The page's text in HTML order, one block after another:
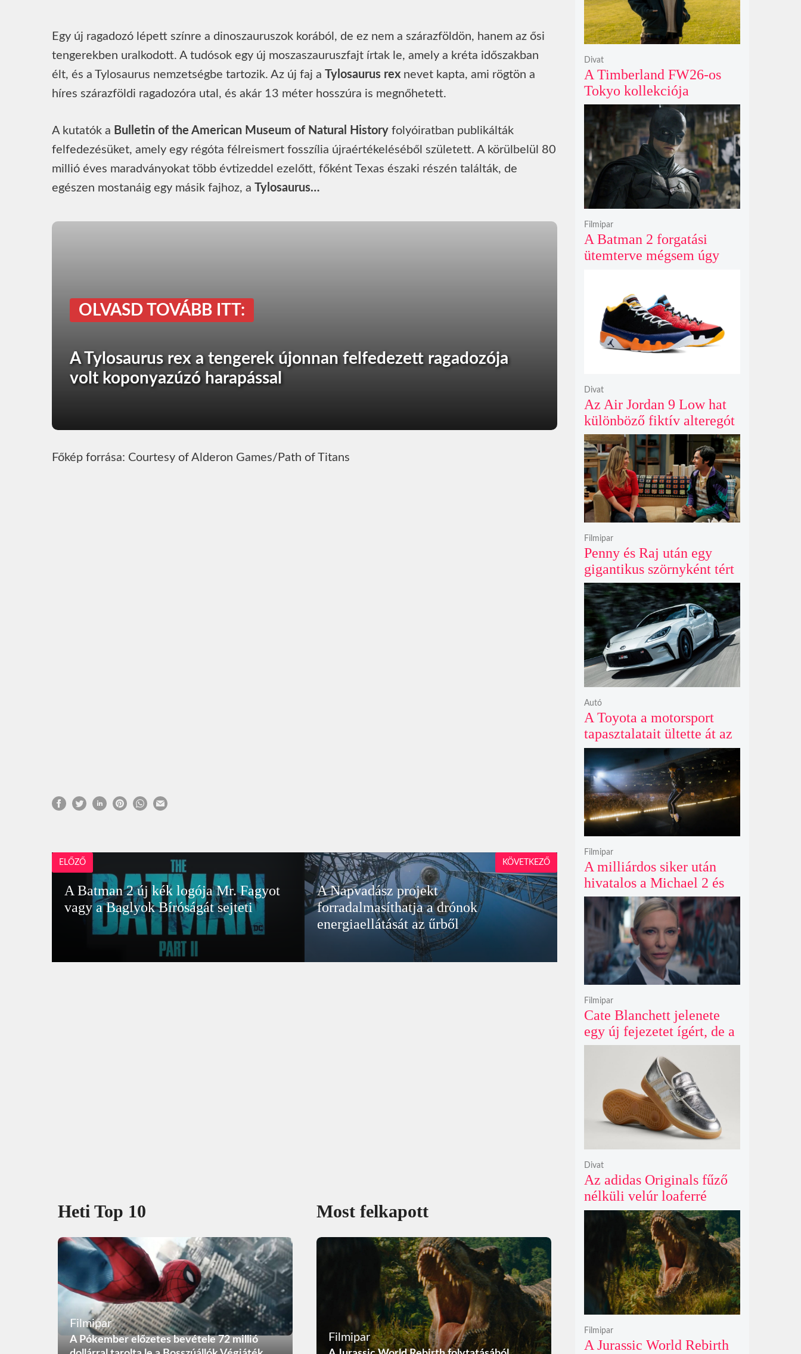
Egy új ragadozó lépett színre a dinoszauruszok korából, de ez nem a szárazföldön, hanem az ősi
tengerekben uralkodott. A tudósok egy új moszaszauruszfajt írtak le, amely a kréta időszakban
élt, és a Tylosaurus nemzetségbe tartozik. Az új faj a Tylosaurus rex nevet kapta, ami rögtön a
híres szárazföldi ragadozóra utal, és akár 13 méter hosszúra is megnőhetett.
A kutatók a Bulletin of the American Museum of Natural History folyóiratban publikálták
felfedezésüket, amely egy régóta félreismert fosszília újraértékeléséből született. A körülbelül 80
millió éves maradványokat több évtizeddel ezelőtt, főként Texas északi részén találták, de
egészen mostanáig egy másik fajhoz, a Tylosaurus…
OLVASD TOVÁBB ITT:
A Tylosaurus rex a tengerek újonnan felfedezett ragadozója
volt koponyazúzó harapással
Főkép forrása: Courtesy of Alderon Games/Path of Titans
ELŐZŐ
A Batman 2 új kék logója Mr. Fagyot
vagy a Baglyok Bíróságát sejteti
A Napvadász projekt
forradalmasíthatja a drónok
energiaellátását az űrből
KÖVETKEZŐ
Heti Top 10
Filmipar
A Pókember előzetes bevétele 72 millió
Most felkapott
Filmipar
A Timberland FW26-os
Tokyo kollekciója
flanellel, kordbársonnyal
és bőrrel gondolja újra az
időtlen örökséget
Divat
A Batman 2 forgatási
ütemterve mégsem úgy
Filmipar
Az Air Jordan 9 Low hat
különböző fiktív alteregót
gyúr egyetlen őrült
dizájnba
Divat
Penny és Raj után egy
gigantikus szörnyként tért
vissza valaki az
Agymenők legújabb spin-
offjában
Filmipar
A Toyota a motorsport
tapasztalatait ültette át az
új GR86 vezethetőségébe
és biztonságába
Autó
A milliárdos siker után
hivatalos a Michael 2 és
már a bemutató éve is
megvan
Filmipar
Cate Blanchett jelenete
egy új fejezetet ígért, de a
Netflix törölte David
Fincher Squid Game
Filmipar
Az adidas Originals fűző
nélküli velúr loaferré
alakította a legendás
Handball Spezial modellt
Divat
A Jurassic World Rebirth
Filmipar